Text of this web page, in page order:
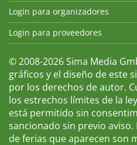
Login para organizadores
Login para proveedores
© 2008-2026 Sima Media
gráficos y el diseño de este
por los derechos de autor.
los estrechos límites de la
está permitido sin
sancionado sin previo
de ferias que aparecen son